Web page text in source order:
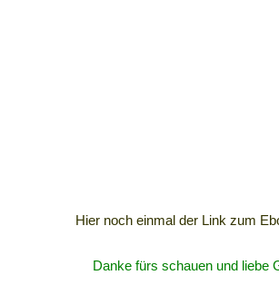
Hier noch einmal der Link zum
Danke fürs schauen und liebe